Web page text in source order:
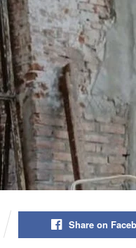
Share on